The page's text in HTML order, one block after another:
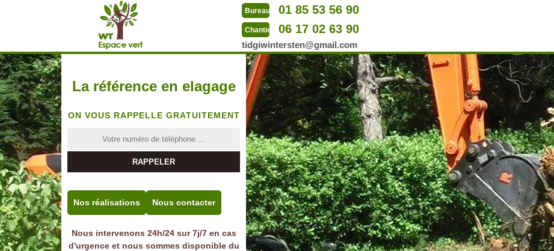
Bureau 01 85 53 56 90
Chantier 06 17 02 63 90
tidgiwintersten@gmail.com
La référence en elagage
ON VOUS RAPPELLE GRATUITEMENT
Nos réalisations Nous contacter
Nous intervenons 24h/24 sur 7j/7 en cas
d'urgence et nous sommes disponible du